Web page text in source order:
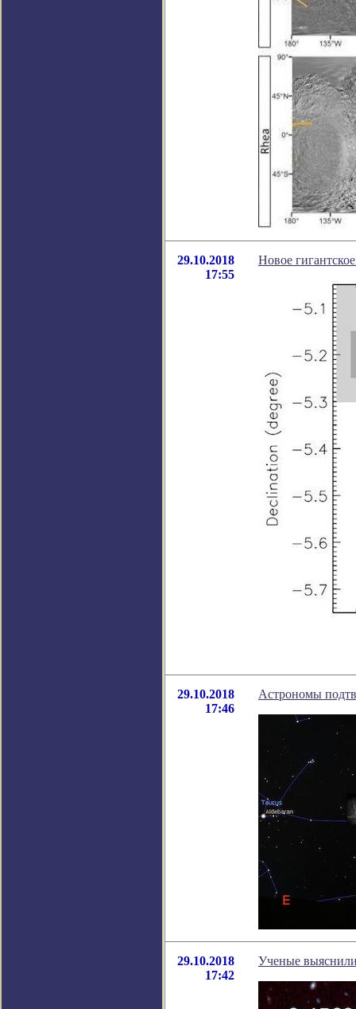
29.10.2018
17:55
Новое
29.10.2018
17:46
Астрономы
29.10.2018
17:42
Ученые